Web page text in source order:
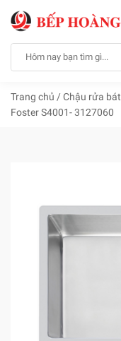
Trang chủ /Chậu rửa bát
Foster S4001- 3127060